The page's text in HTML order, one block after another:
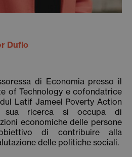
Duflo
di Economia presso il
of Technology e cofondatrice
Latif Jameel Poverty Action
sua ricerca si occupa di
economiche delle persone
di contribuire alla
delle politiche sociali.